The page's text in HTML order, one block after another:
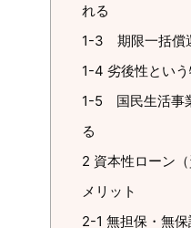
れる
1-3 期限一括償
1-4 劣後性とい
1-5 国民生活事
る
2 資本性ローン
メリット
2-1 無担保・無保